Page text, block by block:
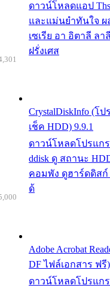
ดาวน์โหลดแอป
และแม่นยำทันใจ ผ
เซเรีย อา อิตาลี ล
ฝรั่งเศส
CrystalDiskInfo (โ
เช็ค HDD) 9.9.1
ดาวน์โหลดโปรแกร
ddisk ดู สถานะ
คอมพัง ดูฮาร์ดดิสก์
ด้
Adobe Acrobat
DF ไฟล์เอกสาร ฟรี)
ดาวน์โหลดโปรแกร